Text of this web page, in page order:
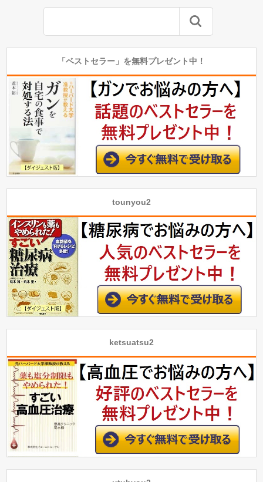
「ベストセラー」を無料プレゼント中！
tounyou2
ketsuatsu2